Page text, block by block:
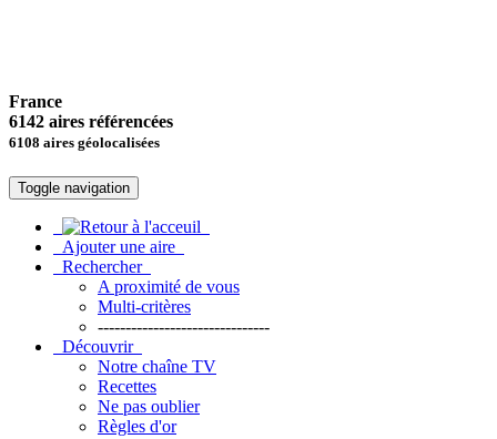
France
6142 aires référencées
6108 aires géolocalisées
Toggle navigation
Ajouter une aire
Rechercher
A proximité de vous
Multi-critères
-------------------------------
Découvrir
Notre chaîne TV
Recettes
Ne pas oublier
Règles d'or